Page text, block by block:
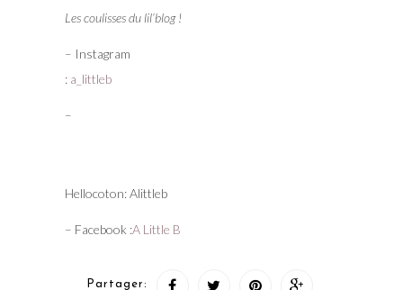
Les coulisses du lil’blog !
– Instagram
: a_littleb
–
Hellocoton: Alittleb
– Facebook :A Little B
Partager: